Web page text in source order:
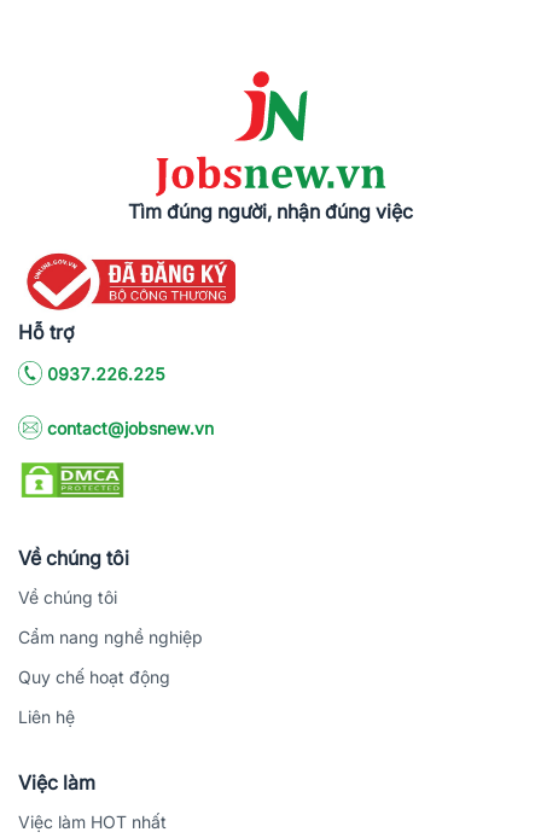
Tìm đúng người, nhận đúng việc
Hỗ trợ
0937.226.225
contact@jobsnew.vn
Về chúng tôi
Về chúng tôi
Cẩm nang nghề nghiệp
Quy chế hoạt động
Liên hệ
Việc làm
Việc làm HOT nhất